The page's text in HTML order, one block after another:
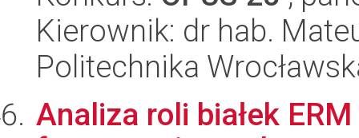
Kierownik: dr hab.
Politechnika
Analiza roli białek